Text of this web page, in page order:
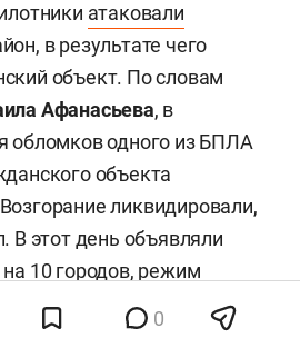
атаковали
в результате чего
объект. По словам
Афанасьева, в
обломков одного из БПЛА
объекта
ликвидировали,
В этот день объявляли
10 городов, режим
действовал
0